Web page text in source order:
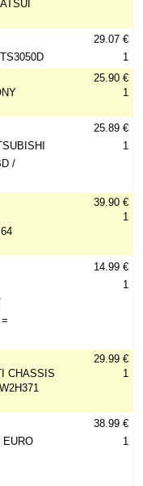
29.07 €
1
25.90 €
1
/
25.89 €
1
39.90 €
1
14.99 €
1
CHASSIS
29.99 €
1
EURO
38.99 €
1